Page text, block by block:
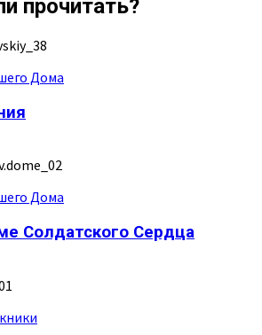
прочитать?
Дома
Дома
Солдатского Сердца